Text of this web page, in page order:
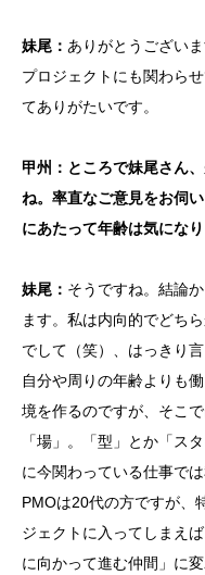
妹尾： ありがとうござい
プロジェクトにも関わら
てありがたいです。
甲州：ところで妹尾さん
ね。率直なご意見をお伺
にあたって年齢は気にな
妹尾： そうですね。結論
ます。私は内向的でどち
でして（笑）、はっきり
自分や周りの年齢よりも
境を作るのですが、そこ
「場」。「型」とか「ス
に今関わっている仕事で
PMOは20代の方ですが、
ジェクトに入ってしまえ
に向かって進む仲間」に変